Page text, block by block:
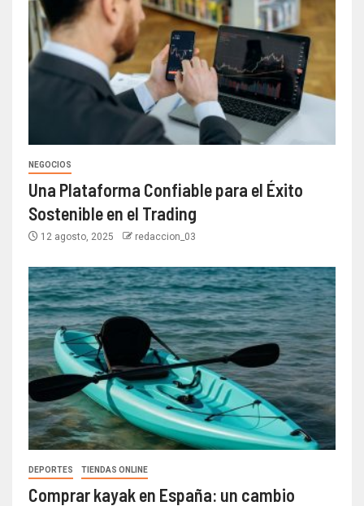
NEGOCIOS
Una Plataforma Confiable para el Éxito
Sostenible en el Trading
12 agosto, 2025 redaccion_03
DEPORTES TIENDAS ONLINE
Comprar kayak en España: un cambio